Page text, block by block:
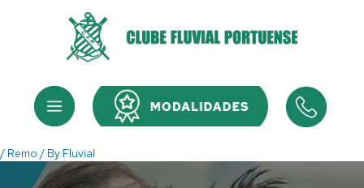
Menu Menu
/ Remo / By Fluvial